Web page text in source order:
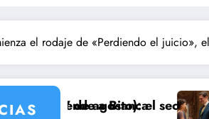
el rodaje de «Perdiendo el juicio»,
el secreto que obliga a Luisa
Avance ‘LA